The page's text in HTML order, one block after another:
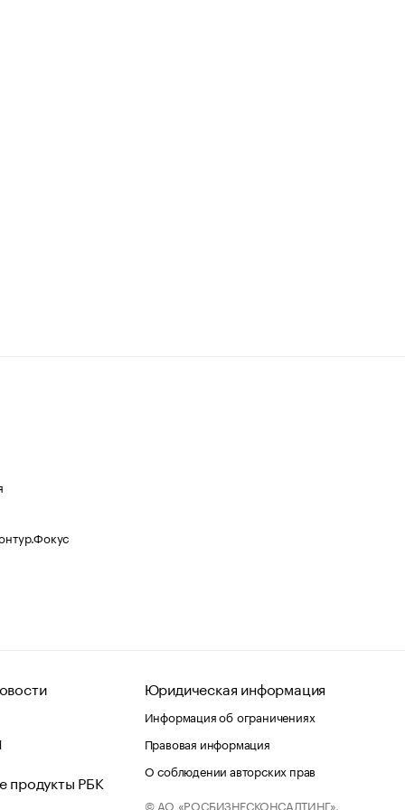
продукты РБК
Юридическая информация
Информация об ограничениях
Правовая информация
О соблюдении авторских прав
© АО «РОСБИЗНЕСКОНСАЛТИНГ»,